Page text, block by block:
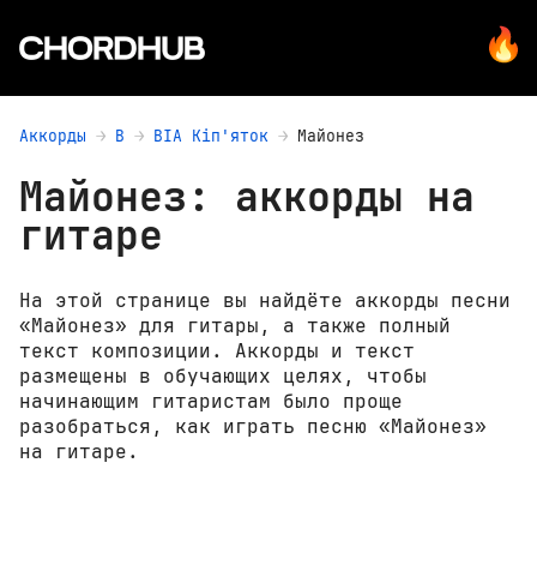
Аккорды В ВІА Кіп'яток Майонез
Майонез: аккорды на
гитаре
На этой странице вы найдёте аккорды песни
«Майонез» для гитары, а также полный
текст композиции. Аккорды и текст
размещены в обучающих целях, чтобы
начинающим гитаристам было проще
разобраться, как играть песню «Майонез»
на гитаре.